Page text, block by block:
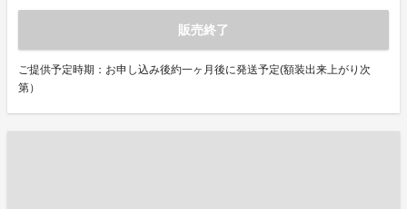
販売終了
ご提供予定時期：お申し込み後約一ヶ月後に発送予定(額装出来上がり次
第）